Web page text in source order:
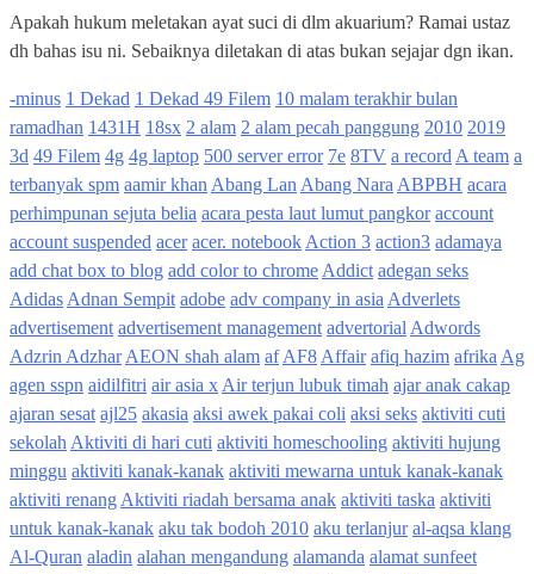
Apakah hukum meletakan ayat suci di dlm akuarium? Ramai ustaz
dh bahas isu ni. Sebaiknya diletakan di atas bukan sejajar dgn ikan.
-minus 1 Dekad 1 Dekad 49 Filem 10 malam terakhir bulan
ramadhan 1431H 18sx 2 alam 2 alam pecah panggung 2010 2019
3d 49 Filem 4g 4g laptop 500 server error 7e 8TV a record A team a
terbanyak spm aamir khan Abang Lan Abang Nara ABPBH acara
perhimpunan sejuta belia acara pesta laut lumut pangkor account
account suspended acer acer. notebook Action 3 action3 adamaya
add chat box to blog add color to chrome Addict adegan seks
Adidas Adnan Sempit adobe adv company in asia Adverlets
advertisement advertisement management advertorial Adwords
Adzrin Adzhar AEON shah alam af AF8 Affair afiq hazim afrika Ag
agen sspn aidilfitri air asia x Air terjun lubuk timah ajar anak cakap
ajaran sesat ajl25 akasia aksi awek pakai coli aksi seks aktiviti cuti
sekolah Aktiviti di hari cuti aktiviti homeschooling aktiviti hujung
minggu aktiviti kanak-kanak aktiviti mewarna untuk kanak-kanak
aktiviti renang Aktiviti riadah bersama anak aktiviti taska aktiviti
untuk kanak-kanak aku tak bodoh 2010 aku terlanjur al-aqsa klang
Al-Quran aladin alahan mengandung alamanda alamat sunfeet